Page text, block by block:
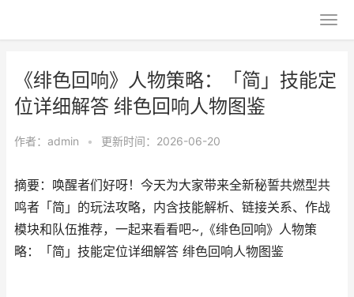
《绯色回响》人物策略：「简」技能定
位详细解答 绯色回响人物图鉴
作者： admin • 更新时间：2026-06-20
摘要：唤醒者们好呀！今天为大家带来全新秘誓共燃型共
鸣者「简」的玩法攻略，内含技能解析、链接关系、作战
模块和队伍推荐，一起来看看吧~,《绯色回响》人物策
略：「简」技能定位详细解答 绯色回响人物图鉴